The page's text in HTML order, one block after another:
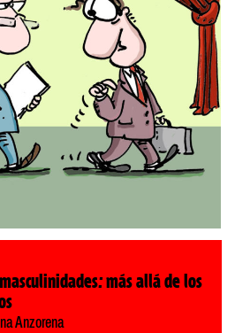
más allá de los
Anzorena